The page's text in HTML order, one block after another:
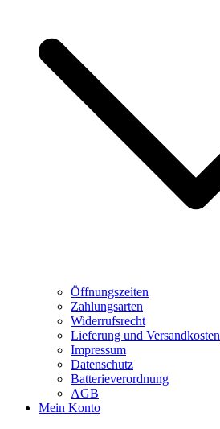
Öffnungszeiten
Zahlungsarten
Widerrufsrecht
Lieferung und Versandkosten
Impressum
Datenschutz
Batterieverordnung
AGB
Mein Konto